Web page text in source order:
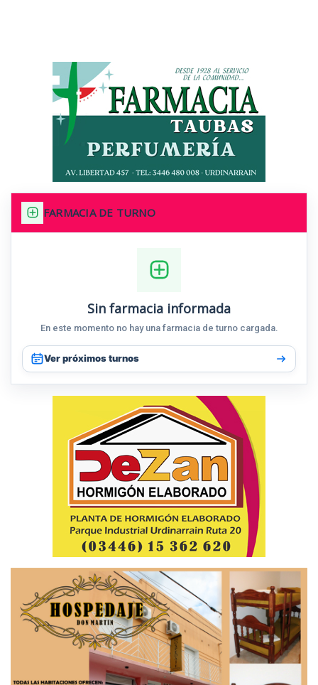
FARMACIA DE TURNO
Sin farmacia informada
En este momento no hay una farmacia de turno cargada.
Ver próximos turnos